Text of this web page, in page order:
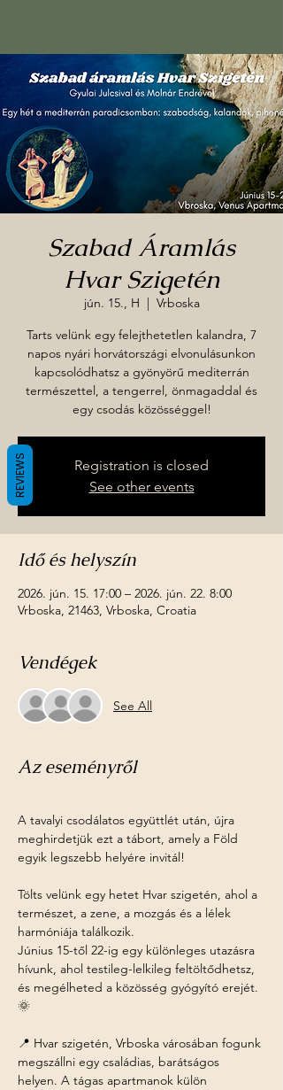
Szabad Áramlás
Hvar Szigetén
jún. 15., H
  |
Vrboska
Tarts velünk egy felejthetetlen kalandra, 7
napos nyári horvátországi elvonulásunkon
kapcsolódhatsz a gyönyörű mediterrán
természettel, a tengerrel, önmagaddal és
egy csodás közösséggel!
Registration is closed
See other events
Idő és helyszín
2026. jún. 15. 17:00 – 2026. jún. 22. 8:00
Vrboska, 21463, Vrboska, Croatia
Vendégek
See All
Az eseményről
A tavalyi csodálatos együttlét után, újra
meghirdetjük ezt a tábort, amely a Föld
egyik legszebb helyére invitál!
Tölts velünk egy hetet Hvar szigetén, ahol a
természet, a zene, a mozgás és a lélek
harmóniája találkozik.
Június 15-től 22-ig egy különleges utazásra
hívunk, ahol testileg-lelkileg feltöltődhetsz,
és megélheted a közösség gyógyító erejét.
🌞
📍 Hvar szigetén, Vrboska városában fogunk
megszállni egy családias, barátságos
helyen. A tágas apartmanok külön
REVIEWS